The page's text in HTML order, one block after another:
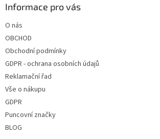
Informace pro vás
O nás
OBCHOD
Obchodní podmínky
GDPR - ochrana osobních údajů
Reklamační řad
Vše o nákupu
GDPR
Puncovní značky
BLOG